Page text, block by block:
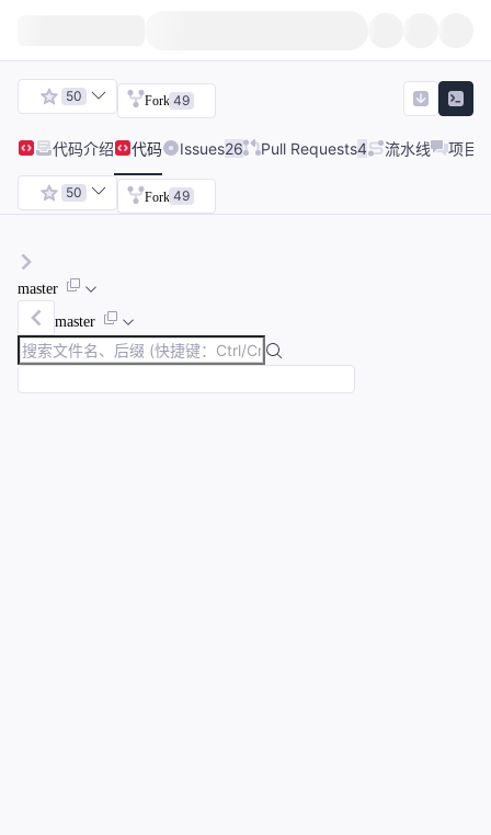
50 Fork 49
代码介绍 代码 Issues26 Pull Requests4 流水线 项目
50 Fork 49
master
master